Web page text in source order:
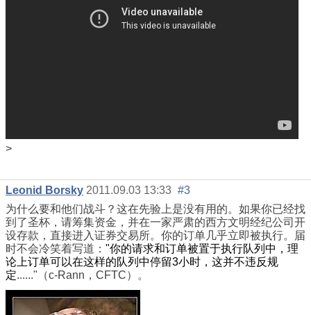
>
Leonid Borsky 2011.09.03 13:33 #3
为什么要和他们战斗？这在先验上是没有用的。如果你已经找
到了圣杯，请筹集资金，并在一家严肃的西方文明经纪公司开
设存款，直接进入证券交易所。你的订单几乎立即被执行。届
时不会冷笑着写道： "你的请求和订单被置于执行队列中，理
论上订单可以在这样的队列中停留3小时，这并不违反规
定......"（c-Rann，CFTC）。